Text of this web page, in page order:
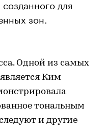
для
зон.
Одной из самых
Ким
тональным
и другие